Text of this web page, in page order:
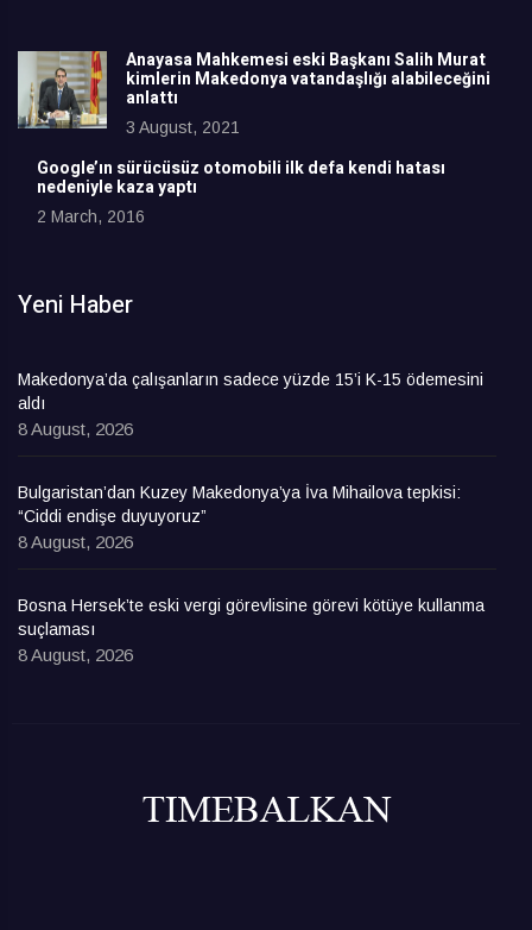
Anayasa Mahkemesi eski Başkanı Salih Murat
kimlerin Makedonya vatandaşlığı alabileceğini
anlattı
3 August, 2021
Google’ın sürücüsüz otomobili ilk defa kendi hatası
nedeniyle kaza yaptı
2 March, 2016
Yeni Haber
Makedonya’da çalışanların sadece yüzde 15’i K-15 ödemesini
aldı
8 August, 2026
Bulgaristan’dan Kuzey Makedonya’ya İva Mihailova tepkisi:
“Ciddi endişe duyuyoruz”
8 August, 2026
Bosna Hersek’te eski vergi görevlisine görevi kötüye kullanma
suçlaması
8 August, 2026